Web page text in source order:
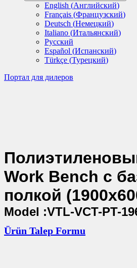
English (Английский)
Français (Французский)
Deutsch (Немецкий)
Italiano (Итальянский)
Русский
Español (Испанский)
Türkçe (Турецкий)
Портал для дилеров
Work Bench с
полкой
Model :VTL-VCT-PT-
Ürün Talep Formu